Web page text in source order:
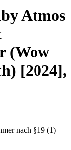
Atmos
(Wow
[2024],
nach §19 (1)